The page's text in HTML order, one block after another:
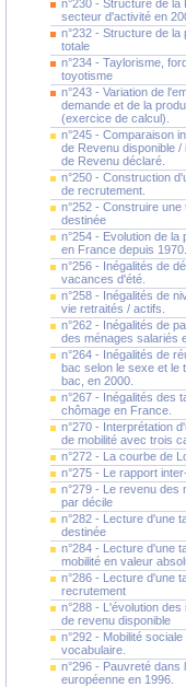
n°230 - Structure de la
secteur d'activité en
n°232 - Structure de la
totale
n°234 - Taylorisme,
toyotisme
n°243 - Variation de
demande et de la
(exercice de calcul).
n°245 - Comparaison
de Revenu disponible /
de Revenu déclaré.
n°250 - Construction
de recrutement.
n°252 - Construire une
destinée
n°254 - Evolution de la
en France depuis 1970.
n°256 - Inégalités de
vacances d'été.
n°258 - Inégalités de
vie retraités / actifs.
n°262 - Inégalités de
des ménages salariés
n°264 - Inégalités de
bac selon le sexe et le
bac, en 2000.
n°267 - Inégalités des
chômage en France.
n°270 - Interprétation
de mobilité avec trois
n°272 - La courbe de
n°275 - Le rapport
n°279 - Le revenu des
par décile
n°282 - Lecture d'une
destinée
n°284 - Lecture d'une
mobilité en valeur
n°286 - Lecture d'une
recrutement
n°288 - L'évolution des
de revenu disponible
n°292 - Mobilité sociale
vocabulaire.
n°296 - Pauvreté dans
européenne en 1996.